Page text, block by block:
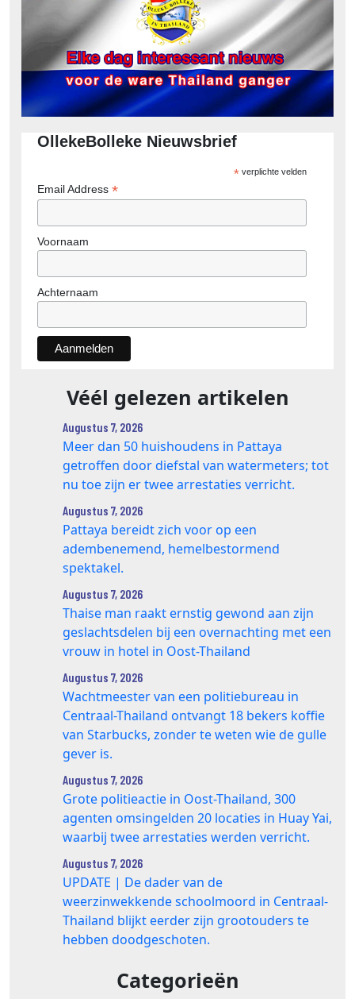
OllekeBolleke Nieuwsbrief
*verplichte velden
Email Address *
Voornaam
Achternaam
Véél gelezen artikelen
Augustus 7, 2026
Meer dan 50 huishoudens in Pattaya
getroffen door diefstal van watermeters; tot
nu toe zijn er twee arrestaties verricht.
Augustus 7, 2026
Pattaya bereidt zich voor op een
adembenemend, hemelbestormend
spektakel.
Augustus 7, 2026
Thaise man raakt ernstig gewond aan zijn
geslachtsdelen bij een overnachting met een
vrouw in hotel in Oost-Thailand
Augustus 7, 2026
Wachtmeester van een politiebureau in
Centraal-Thailand ontvangt 18 bekers koffie
van Starbucks, zonder te weten wie de gulle
gever is.
Augustus 7, 2026
Grote politieactie in Oost-Thailand, 300
agenten omsingelden 20 locaties in Huay Yai,
waarbij twee arrestaties werden verricht.
Augustus 7, 2026
UPDATE | De dader van de
weerzinwekkende schoolmoord in Centraal-
Thailand blijkt eerder zijn grootouders te
hebben doodgeschoten.
Categorieën